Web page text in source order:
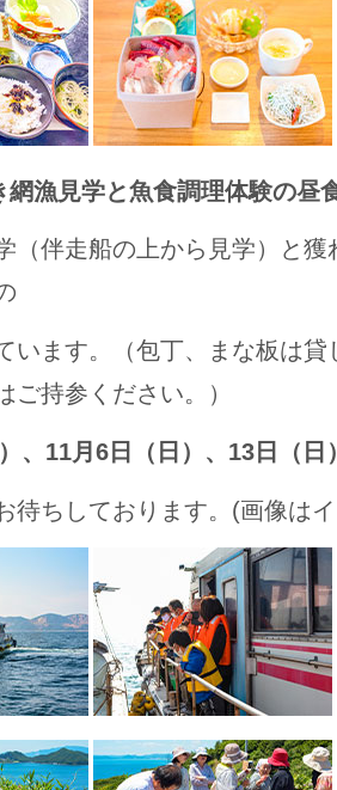
網漁見学と魚食調理体験の昼
（伴走船の上から見学）と
います。（包丁、まな板は
ご持参ください。）
、11月6日（日）、13日（日
待ちしております。(画像は